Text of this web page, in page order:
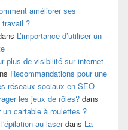
améliorer ses
travail ?
L’importance d’utiliser un
plus de visibilité sur internet -
Recommandations pour une
réseaux sociaux en SEO
les jeux de rôles? dans
cartable à roulettes ?
au laserdans La